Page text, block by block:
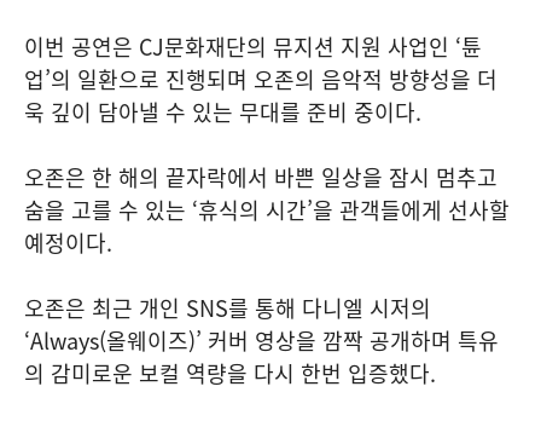
이번 공연은 CJ문화재단의 뮤지션 지원 사업인 ‘튠
업’의 일환으로 진행되며 오존의 음악적 방향성을 더
욱 깊이 담아낼 수 있는 무대를 준비 중이다.
오존은 한 해의 끝자락에서 바쁜 일상을 잠시 멈추고
숨을 고를 수 있는 ‘휴식의 시간’을 관객들에게 선사할
예정이다.
오존은 최근 개인 SNS를 통해 다니엘 시저의
‘Always(올웨이즈)’ 커버 영상을 깜짝 공개하며 특유
의 감미로운 보컬 역량을 다시 한번 입증했다.